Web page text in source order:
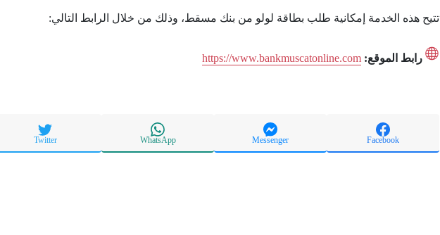
تتيح هذه الخدمة إمكانية طلب بطاقة لولو من بنك مسقط، وذلك من خلال الرابط التالي:
رابط الموقع: https://www.bankmuscatonline.com‏
Facebook
Messenger
WhatsApp
Twitter